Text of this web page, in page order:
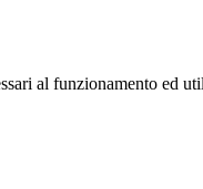
al funzionamento ed